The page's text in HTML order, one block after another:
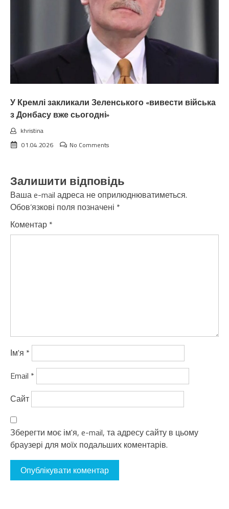
У Кремлі закликали Зеленського «вивести війська
з Донбасу вже сьогодні»
khristina
01.04.2026
No Comments
Залишити відповідь
Ваша e-mail адреса не оприлюднюватиметься.
Обов’язкові поля позначені *
Коментар *
Ім'я *
Email *
Сайт
Зберегти моє ім'я, e-mail, та адресу сайту в цьому
браузері для моїх подальших коментарів.